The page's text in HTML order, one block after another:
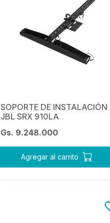
SOPORTE DE INSTALACIÓN
JBL SRX 910LA
Gs. 9.248.000
Agregar al carrito